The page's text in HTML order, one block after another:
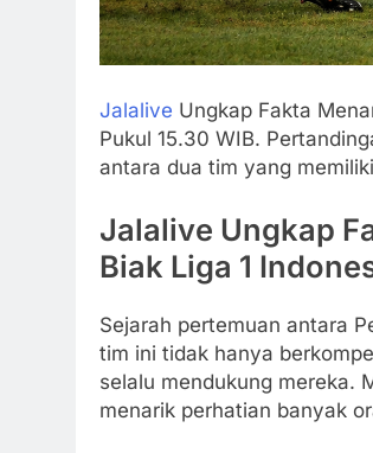
Jalalive Ungkap Fakta
Pukul 15.30 WIB.
antara dua tim yang
Jalalive Ungkap
Biak Liga 1
Sejarah pertemuan antara
tim ini tidak hanya
selalu mendukung mereka.
menarik perhatian banyak